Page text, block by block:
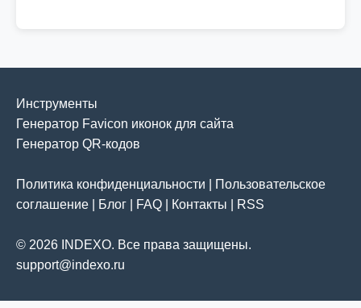
Инструменты
Генератор Favicon иконок для сайта
Генератор QR-кодов
Политика конфиденциальности
Пользовательское
соглашение
Блог FAQ Контакты RSS
© 2026 INDEXO. Все права защищены.
support@indexo.ru